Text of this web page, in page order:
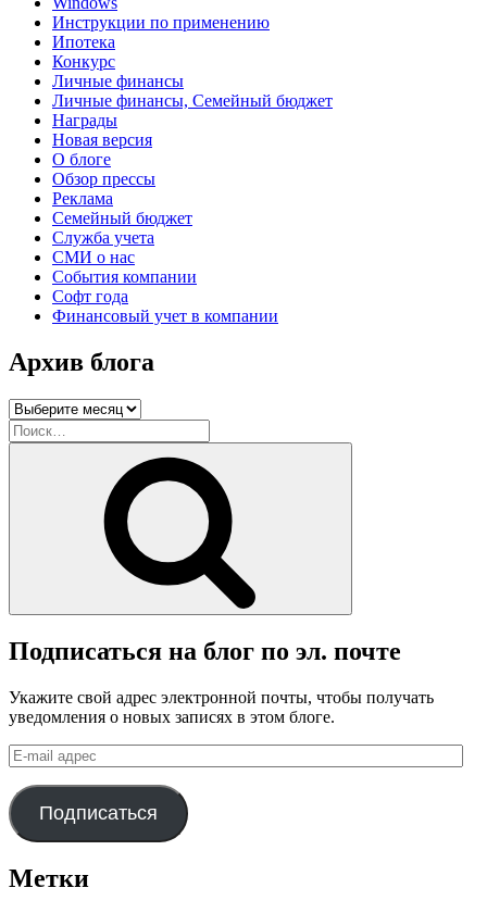
Инструкции по применению
Ипотека
Конкурс
Личные финансы
Личные финансы, Семейный бюджет
Награды
Новая версия
О блоге
Обзор прессы
Реклама
Семейный бюджет
Служба учета
СМИ о нас
События компании
Софт года
Финансовый учет в компании
Архив блога
Архив
блога
Искать:
Подписаться на блог по эл. почте
Укажите свой адрес электронной почты, чтобы получать
уведомления о новых записях в этом блоге.
E-
mail
адрес
Подписаться
Метки